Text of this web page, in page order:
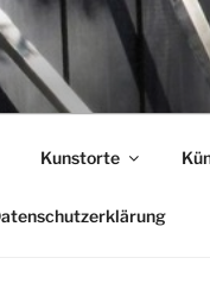
Kunstorte